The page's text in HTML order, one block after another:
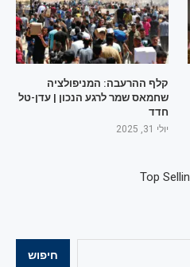
חיפוש
קלף ההרעבה: המניפולציה
שחמאס שמר לרגע הנכון | עדן-טל
חדד
יולי 31, 2025